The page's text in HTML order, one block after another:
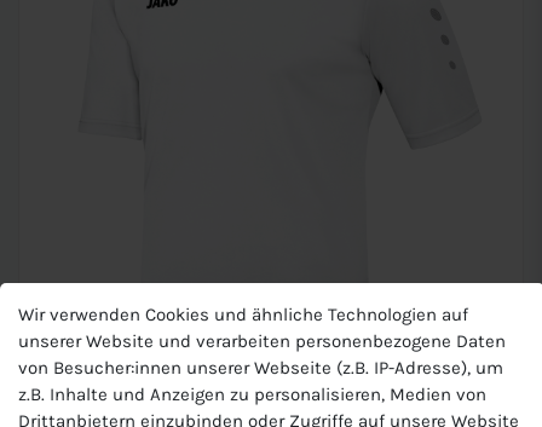
Wir verwenden Cookies und ähnliche Technologien auf
unserer Website und verarbeiten personenbezogene Daten
von Besucher:innen unserer Webseite (z.B. IP-Adresse), um
z.B. Inhalte und Anzeigen zu personalisieren, Medien von
Drittanbietern einzubinden oder Zugriffe auf unsere Website